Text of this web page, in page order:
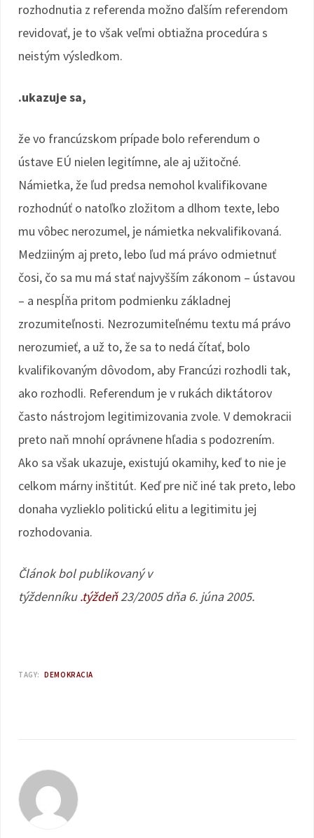
rozhodnutia z referenda možno ďalším referendom
revidovať, je to však veľmi obtiažna procedúra s
neistým výsledkom.
.ukazuje sa,
že vo francúzskom prípade bolo referendum o
ústave EÚ nielen legitímne, ale aj užitočné.
Námietka, že ľud predsa nemohol kvalifikovane
rozhodnúť o natoľko zložitom a dlhom texte, lebo
mu vôbec nerozumel, je námietka nekvalifikovaná.
Medziiným aj preto, lebo ľud má právo odmietnuť
čosi, čo sa mu má stať najvyšším zákonom – ústavou
– a nespĺňa pritom podmienku základnej
zrozumiteľnosti. Nezrozumiteľnému textu má právo
nerozumieť, a už to, že sa to nedá čítať, bolo
kvalifikovaným dôvodom, aby Francúzi rozhodli tak,
ako rozhodli. Referendum je v rukách diktátorov
často nástrojom legitimizovania zvole. V demokracii
preto naň mnohí oprávnene hľadia s podozrením.
Ako sa však ukazuje, existujú okamihy, keď to nie je
celkom márny inštitút. Keď pre nič iné tak preto, lebo
donaha vyzlieklo politickú elitu a legitimitu jej
rozhodovania.
Článok bol publikovaný v
týždenníku.týždeň23/2005 dňa 6. júna 2005.
TAGY: DEMOKRACIA